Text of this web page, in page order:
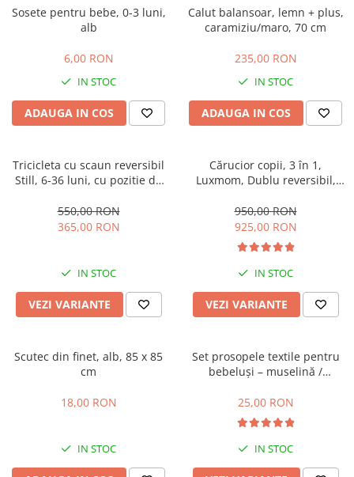
Sosete pentru bebe, 0-3 luni,
alb
6,00 RON
IN STOC
ADAUGA IN COS
Calut balansoar, lemn + plus,
caramiziu/maro, 70 cm
235,00 RON
IN STOC
ADAUGA IN COS
Tricicleta cu scaun reversibil
Still, 6-36 luni, cu pozitie de
muzica, Jazz
550,00 RON
365,00 RON
IN STOC
VEZI VARIANTE
Cărucior copii, 3 în 1,
Luxmom, Dublu reversibil,
Manusi de iarna, Roti
antieroziune off-road, Husa
de ploaie si insecte
950,00 RON
925,00 RON
IN STOC
VEZI VARIANTE
Scutec din finet, alb, 85 x 85
cm
18,00 RON
IN STOC
Set prosopele textile pentru
bebeluși – muselină /
25,00 RON
IN STOC